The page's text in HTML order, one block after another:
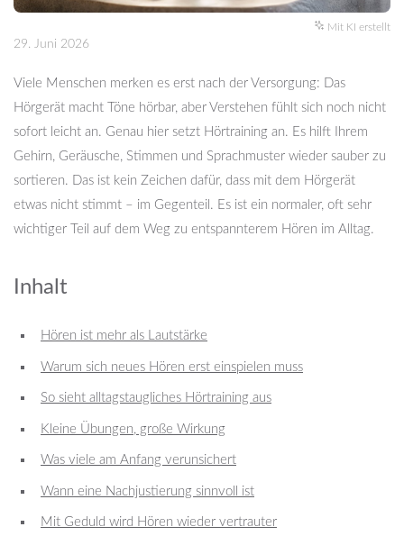
Mit KI erstellt
29. Juni 2026
Viele Menschen merken es erst nach der Versorgung: Das
Hörgerät macht Töne hörbar, aber Verstehen fühlt sich noch nicht
sofort leicht an. Genau hier setzt Hörtraining an. Es hilft Ihrem
Gehirn, Geräusche, Stimmen und Sprachmuster wieder sauber zu
sortieren. Das ist kein Zeichen dafür, dass mit dem Hörgerät
etwas nicht stimmt – im Gegenteil. Es ist ein normaler, oft sehr
wichtiger Teil auf dem Weg zu entspannterem Hören im Alltag.
Inhalt
Hören ist mehr als Lautstärke
Warum sich neues Hören erst einspielen muss
So sieht alltagstaugliches Hörtraining aus
Kleine Übungen, große Wirkung
Was viele am Anfang verunsichert
Wann eine Nachjustierung sinnvoll ist
Mit Geduld wird Hören wieder vertrauter